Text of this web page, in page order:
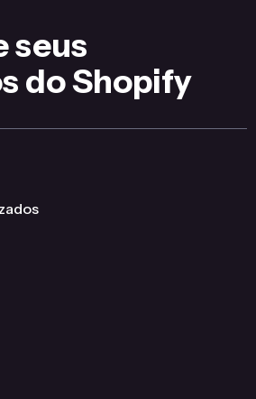
seus
do Shopify